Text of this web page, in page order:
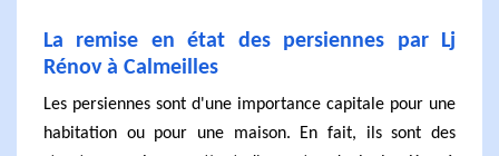
La remise en état des persiennes par Lj
Rénov à Calmeilles
Les persiennes sont d'une importance capitale pour une
habitation ou pour une maison. En fait, ils sont des